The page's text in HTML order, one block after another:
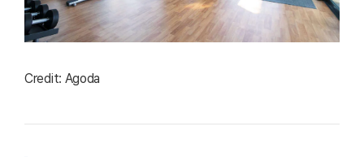
Credit: Agoda